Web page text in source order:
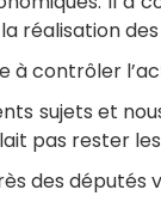
des
à contrôler
sujets et
pas rester
des députés